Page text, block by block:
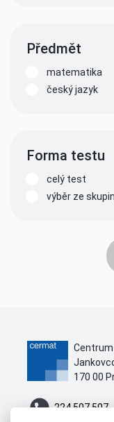
Předmět
matematika
český jazyk
Forma testu
celý test
výběr ze
170 00
224 507 507